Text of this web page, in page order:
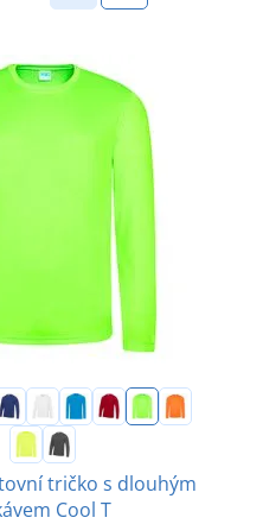
tričko s dlouhým
Cool T